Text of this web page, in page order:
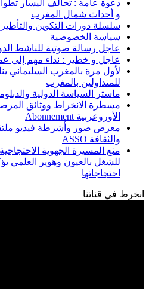
دعوة عامة : تحالف اليسار
و أحداث شمال المغرب
سلسلة دورات التكوين
سياسة الخصوصية
عاجل رسالة صوتية للناشط
عاجل و خطير : نداء مهم إلى
لأول مرة بالمغرب السليماني
للمتداولين بالمغرب
ماستر السياسة الدولية
مسطرة الانخراط ووثائق
الأوروعربية Abonnement
معرض صور وأشرطة فيديو
والثقافة ASSO
منع المسيرة الجهوية
للشغل بالعيون وهوير العلمي
احتجاجاتها
انخرط في قناتنا